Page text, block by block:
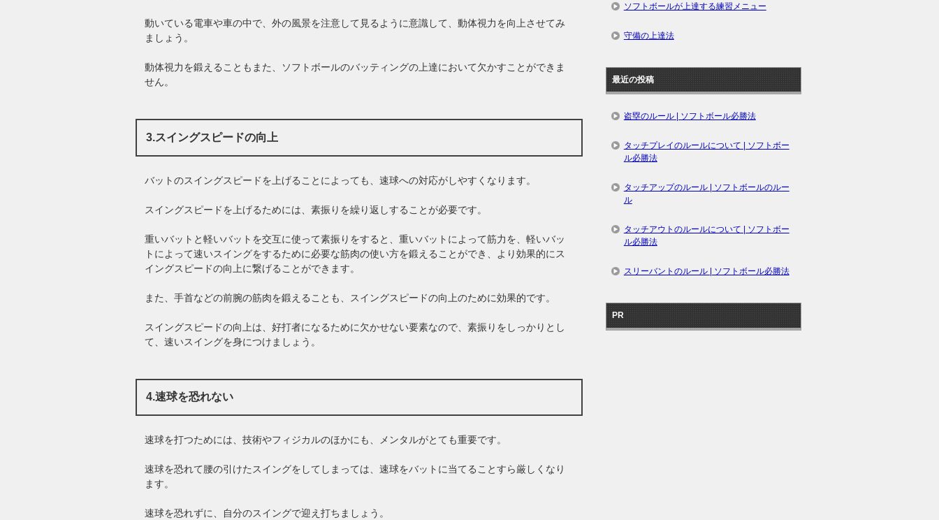
動いている電車や車の中で、外の風景を注意して見るように意識して、動体視力を向上させてみ
ましょう。
動体視力を鍛えることもまた、ソフトボールのバッティングの上達において欠かすことができま
せん。
3.スイングスピードの向上
バットのスイングスピードを上げることによっても、速球への対応がしやすくなります。
スイングスピードを上げるためには、素振りを繰り返しすることが必要です。
重いバットと軽いバットを交互に使って素振りをすると、重いバットによって筋力を、軽いバッ
トによって速いスイングをするために必要な筋肉の使い方を鍛えることができ、より効果的にス
イングスピードの向上に繋げることができます。
また、手首などの前腕の筋肉を鍛えることも、スイングスピードの向上のために効果的です。
スイングスピードの向上は、好打者になるために欠かせない要素なので、素振りをしっかりとし
て、速いスイングを身につけましょう。
4.速球を恐れない
速球を打つためには、技術やフィジカルのほかにも、メンタルがとても重要です。
速球を恐れて腰の引けたスイングをしてしまっては、速球をバットに当てることすら厳しくなり
ます。
速球を恐れずに、自分のスイングで迎え打ちましょう。
ソフトボールが上達する練習メニュー
守備の上達法
最近の投稿
盗塁のルール | ソフトボール必勝法
タッチプレイのルールについて | ソフトボー
ル必勝法
タッチアップのルール | ソフトボールのルー
ル
タッチアウトのルールについて | ソフトボー
ル必勝法
スリーバントのルール | ソフトボール必勝法
PR